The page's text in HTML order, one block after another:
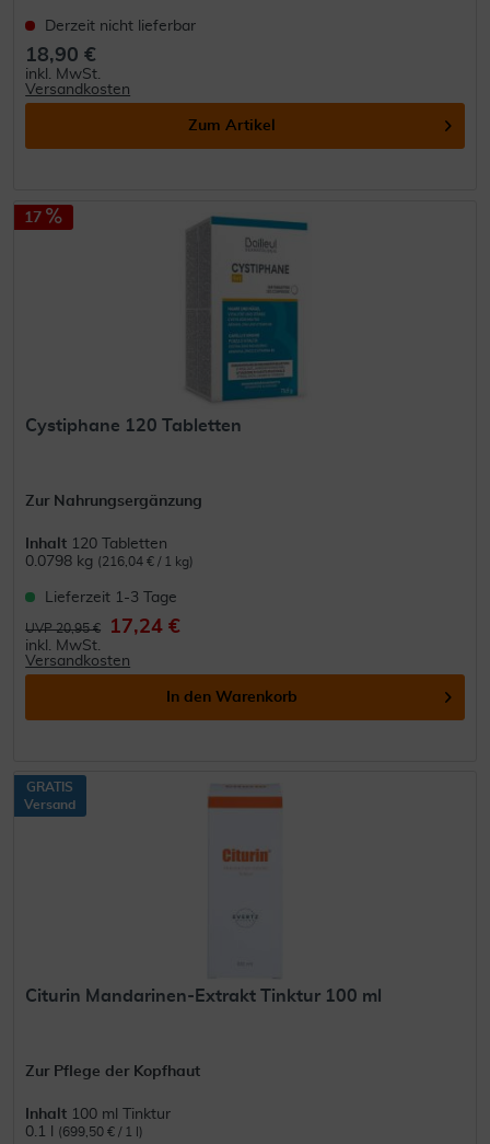
Derzeit nicht lieferbar
18,90 €
inkl. MwSt.
Versandkosten
Zum Artikel
17
Cystiphane 120 Tabletten
Zur Nahrungsergänzung
Inhalt 120 Tabletten
0.0798 kg (216,04 € / 1 kg)
Lieferzeit 1-3 Tage
UVP 20,95 € 17,24 €
inkl. MwSt.
Versandkosten
In den Warenkorb
GRATIS
Versand
Citurin Mandarinen-Extrakt Tinktur 100 ml
Zur Pflege der Kopfhaut
Inhalt 100 ml Tinktur
0.1 l
(699,50 € / 1 l)